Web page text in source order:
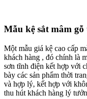
Mẫu kệ sắt mâm
Một mẫu giá kệ cao cấp
khách hàng , đó chính là
sơn tĩnh điện kết hợp với
bày các sản phẩm thời
và hợp lý, kết hợp với
thu hút khách hàng lý